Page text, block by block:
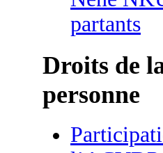
partants
Droits de
personne